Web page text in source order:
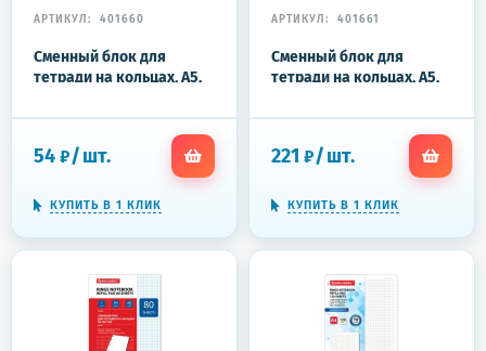
АРТИКУЛ: 401660
Сменный блок для
тетради на кольцах, А5,
401660
54 ₽/шт.
КУПИТЬ В 1 КЛИК
АРТИКУЛ: 401661
Сменный блок для
тетради на кольцах, А5,
по 50 листов, 401661
221 ₽/шт.
КУПИТЬ В 1 КЛИК